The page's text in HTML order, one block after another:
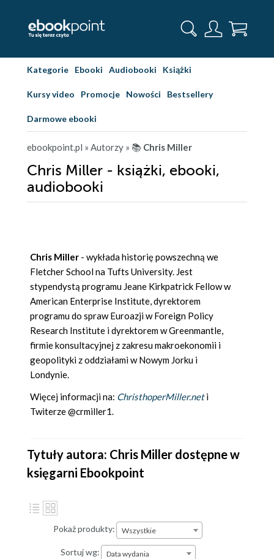
Kategorie Ebooki Audiobooki Książki
Kursy video Promocje Nowości Bestsellery
Darmowe ebooki
ebookpoint.pl » Autorzy » 📚 Chris Miller
Chris Miller - książki, ebooki,
audiobooki
Chris Miller - wykłada historię powszechną we
Fletcher School na Tufts University. Jest
stypendystą programu Jeane Kirkpatrick Fellow w
American Enterprise Institute, dyrektorem
programu do spraw Euroazji w Foreign Policy
Research Institute i dyrektorem w Greenmantle,
firmie konsultacyjnej z zakresu makroekonomii i
geopolityki z oddziałami w Nowym Jorku i
Londynie.
Więcej informacji na: ChristhoperMiller.neti
Twiterze @crmiller1.
Tytuły autora: Chris Miller dostępne w
księgarni Ebookpoint
Pokaż produkty: Wszystkie
Sortuj wg: Data wydania